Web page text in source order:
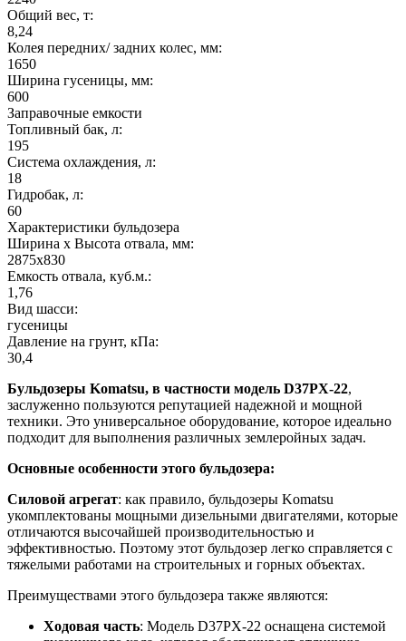
Общий вес, т:
8,24
Колея передних/ задних колес, мм:
1650
Ширина гусеницы, мм:
600
Заправочные емкости
Топливный бак, л:
195
Система охлаждения, л:
18
Гидробак, л:
60
Характеристики бульдозера
Ширина х Высота отвала, мм:
2875x830
Емкость отвала, куб.м.:
1,76
Вид шасси:
гусеницы
Давление на грунт, кПа:
30,4
Бульдозеры Komatsu, в частности модель D37PX-22,
заслуженно пользуются репутацией надежной и мощной
техники. Это универсальное оборудование, которое идеально
подходит для выполнения различных землеройных задач.
Основные особенности этого бульдозера:
Силовой агрегат: как правило, бульдозеры Komatsu
укомплектованы мощными дизельными двигателями, которые
отличаются высочайшей производительностью и
эффективностью. Поэтому этот бульдозер легко справляется с
тяжелыми работами на строительных и горных объектах.
Преимуществами этого бульдозера также являются:
Ходовая часть: Модель D37PX-22 оснащена системой